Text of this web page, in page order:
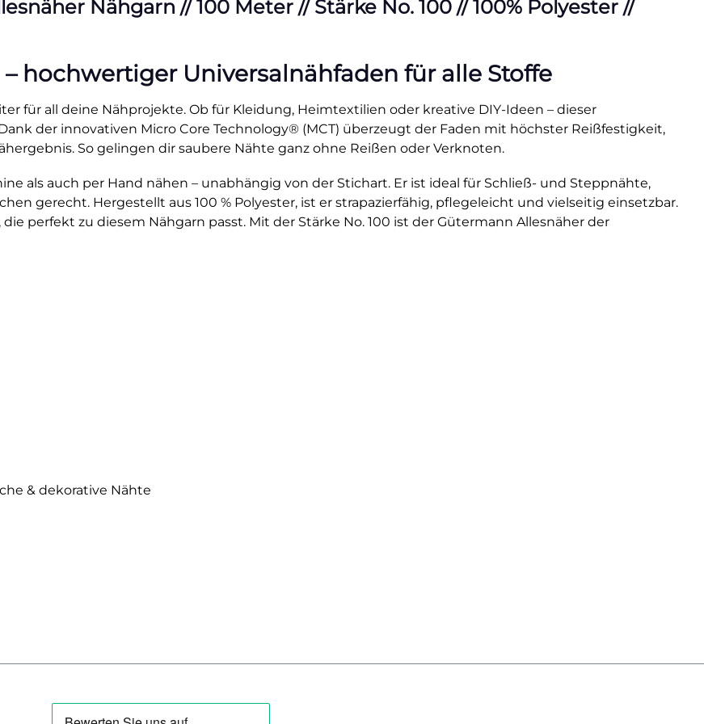
Nähgarn // 100 Meter // Stärke No. 100 // 100% Polyester //
hochwertiger Universalnähfaden für alle Stoffe
für all deine Nähprojekte. Ob für Kleidung, Heimtextilien oder kreative DIY-Ideen – dieser
der innovativen Micro Core Technology® (MCT) überzeugt der Faden mit höchster Reißfestigkeit,
So gelingen dir saubere Nähte ganz ohne Reißen oder Verknoten.
als auch per Hand nähen – unabhängig von der Stichart. Er ist ideal für Schließ- und Steppnähte,
gerecht. Hergestellt aus 100 % Polyester, ist er strapazierfähig, pflegeleicht und vielseitig einsetzbar.
perfekt zu diesem Nähgarn passt. Mit der Stärke No. 100 ist der Gütermann Allesnäher der
& dekorative Nähte